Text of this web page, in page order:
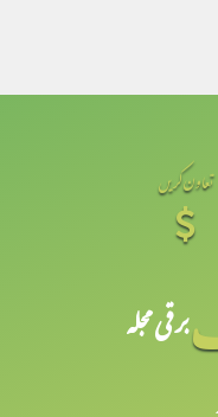
تعاون کریں
برقی مجلہ